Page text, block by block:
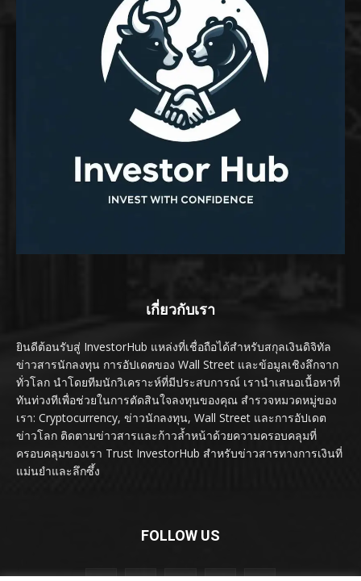
เกี่ยวกับเรา
ยินดีต้อนรับสู่ InvestorHub แหล่งที่เชื่อถือได้สำหรับสกุลเงินดิจิทัล
ข่าวสารนักลงทุน การอัปเดตของ Wall Street และข้อมูลเชิงลึกจาก
ทั่วโลก นำโดยทีมนักวิเคราะห์ที่มีประสบการณ์ เรานำเสนอเนื้อหาที่
ทันท่วงทีเพื่อช่วยในการตัดสินใจลงทุนของคุณ สำรวจหมวดหมู่ของ
เรา: Cryptocurrency, ข่าวนักลงทุน, Wall Street และการอัปเดต
ข่าวโลก ติดตามข่าวสารและก้าวล้ำหน้าด้วยความครอบคลุมที่
ครอบคลุมของเรา Trust InvestorHub สำหรับข่าวสารทางการเงินที่
แม่นยำและลึกซึ้ง
FOLLOW US